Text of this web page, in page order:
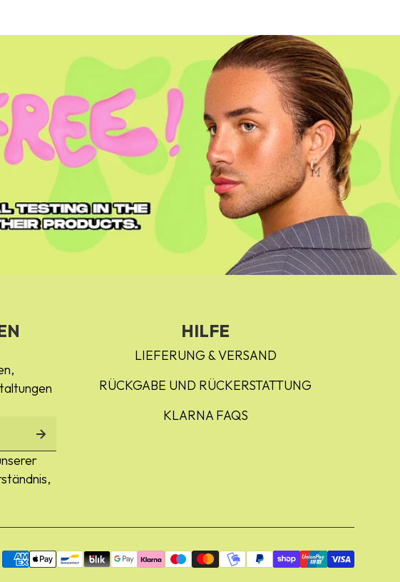
HILFE
LIEFERUNG & VERSAND
RÜCKGABE UND RÜCKERSTATTUNG
KLARNA FAQS
Zahlungsmöglichkeiten